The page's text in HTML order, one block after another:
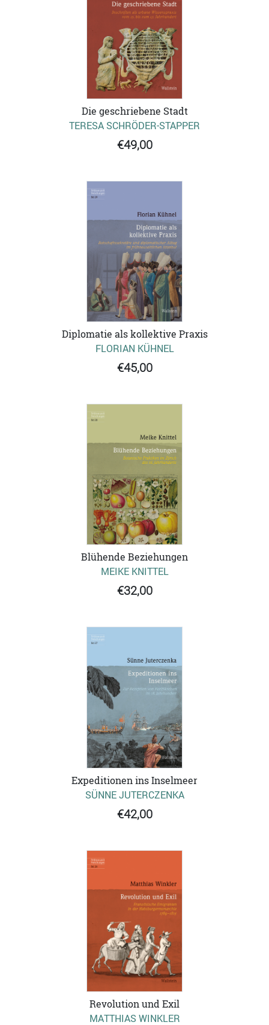
Die geschriebene Stadt
TERESA SCHRÖDER-STAPPER
€49,00
Diplomatie als kollektive Praxis
FLORIAN KÜHNEL
€45,00
Blühende Beziehungen
MEIKE KNITTEL
€32,00
Expeditionen ins Inselmeer
SÜNNE JUTERCZENKA
€42,00
Revolution und Exil
MATTHIAS WINKLER